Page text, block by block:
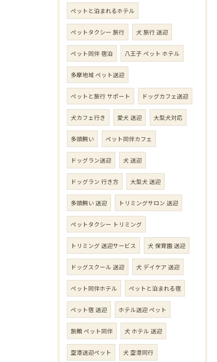
ペットと泊まれるホテル
ペットタクシー 旅行 犬 旅行 送迎
ペット同伴 宿泊 八王子 ペット ホテル
多摩地域 ペット送迎
ペットと旅行 サポート ドッグカフェ送迎
犬カフェ行き 愛犬 送迎 大型犬対応
多頭飼い ペット同伴カフェ
ドッグラン送迎 犬 送迎
ドッグラン 行き方 大型犬 送迎
多頭飼い 送迎 トリミングサロン 送迎
ペットタクシー トリミング
トリミング 送迎サービス 犬 保育園 送迎
ドッグスクール 送迎 犬 デイケア 送迎
ペット同伴ホテル ペットと泊まれる宿
ペット宿 送迎 ホテル送迎 ペット
旅館 ペット同伴 犬 ホテル 送迎
空港送迎ペット 犬 空港同行